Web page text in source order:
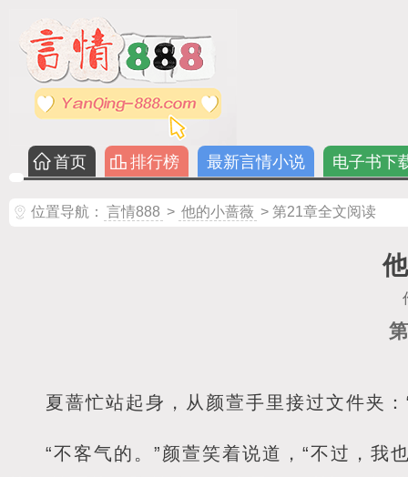
首页 排行榜 最新言情小说 电子书下
位置导航： 言情888 > 他的小蔷薇 > 第21章全文阅读
夏蔷忙站起身，从颜萱手里接过文件夹
“不客气的。”颜萱笑着说道，“不过，我